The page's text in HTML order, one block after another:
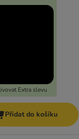
Extra slevu
Přidat do košíku